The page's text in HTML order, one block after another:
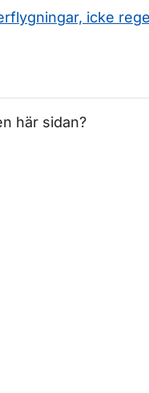
icke
här sidan?